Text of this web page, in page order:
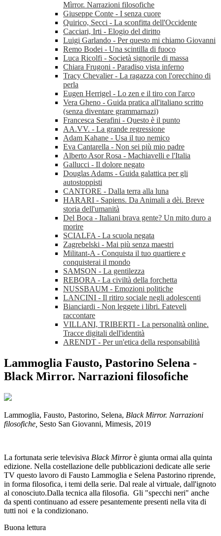
Mìrror. Narrazioni filosofiche
Giuseppe Conte - I senza cuore
Quirico, Secci - La sconfitta dell'Occidente
Cacciari, Irti - Elogio del diritto
Luigi Garlando - Per questo mi chiamo Giovanni
Remo Bodei - Una scintilla di fuoco
Luca Ricolfi - Società signorile di massa
Chiara Frugoni - Paradiso vista inferno
Tracy Chevalier - La ragazza con l'orecchino di
perla
Eugen Herrigel - Lo zen e il tiro con l'arco
Vera Gheno - Guida pratica all'italiano scritto
(senza diventare grammarnazi)
Francesca Serafini - Questo è il punto
AA.VV. - La grande regressione
Adam Kahane - Usa il tuo nemico
Eva Cantarella - Non sei più mio padre
Alberto Asor Rosa - Machiavelli e l'Italia
Gallucci - Il dolore negato
Douglas Adams - Guida galattica per gli
autostoppisti
CANTORE - Dalla terra alla luna
HARARI - Sapiens. Da Animali a dèi. Breve
storia dell'umanità
Del Boca - Italiani brava gente? Un mito duro a
morire
SCIALFA - La scuola negata
Zagrebelski - Mai più senza maestri
Militant-A - Conquista il tuo quartiere e
conquisterai il mondo
SAMSON - La gentilezza
REBORA - La civiltà della forchetta
NUSSBAUM - Emozioni politiche
LANCINI - Il ritiro sociale negli adolescenti
Bianciardi - Non leggete i libri. Fateveli
raccontare
VILLANI, TRIBERTI - La personalità online.
Tracce digitali dell'identità
ARENDT - Per un'etica della responsabilità
Lammoglia Fausto, Pastorino Selena -
Black Mìrror. Narrazioni filosofiche
Lammoglia, Fausto, Pastorino, Selena, Black Mirror. Narrazioni
filosofiche, Sesto San Giovanni, Mimesis, 2019
La fortunata serie televisiva Black Mirrorè giunta ormai alla quinta
edizione. Nella costellazione delle pubblicazioni dedicate alle serie
TV questo lavoro di Fausto Lammoglia e Selena Pastorino riprende,
in forma filosofica, i temi della serie. Dal reale al virtuale, dall'ignoto
al conosciuto.Dalla tecnica alla filosofia. Gli "specchi neri" anche
da spenti continuano ad essere pesantemente presenti nella vita di
tutti noi e la condizionano.
Buona lettura